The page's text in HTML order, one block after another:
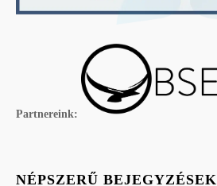
Partnereink:
NÉPSZERŰ BEJEGYZÉSEK